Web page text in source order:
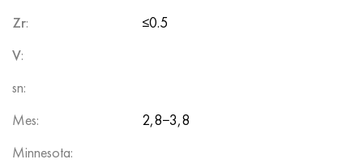
Zr:
≤0.5
V:
sn:
Mes:
2,8−3,8
Minnesota: